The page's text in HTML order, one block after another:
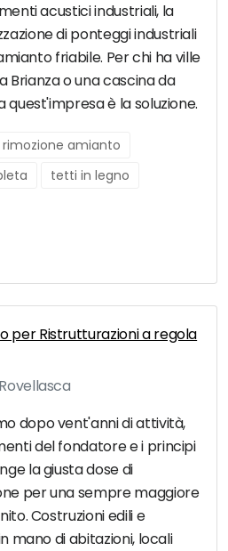
acustici industriali, la
di ponteggi industriali
friabile. Per chi ha ville
Brianza o una cascina da
è la soluzione.
rimozione amianto
tetti in legno
per Ristrutturazioni a regola
dopo vent'anni di attività,
del fondatore e i principi
la giusta dose di
per una sempre maggiore
Costruzioni edili e
mano di abitazioni, locali